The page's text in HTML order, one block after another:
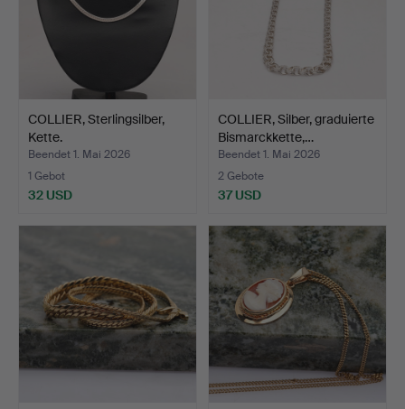
COLLIER, Sterlingsilber,
Kette.
Beendet 1. Mai 2026
1 Gebot
32 USD
COLLIER, Silber, graduierte
Bismarckkette,…
Beendet 1. Mai 2026
2 Gebote
37 USD